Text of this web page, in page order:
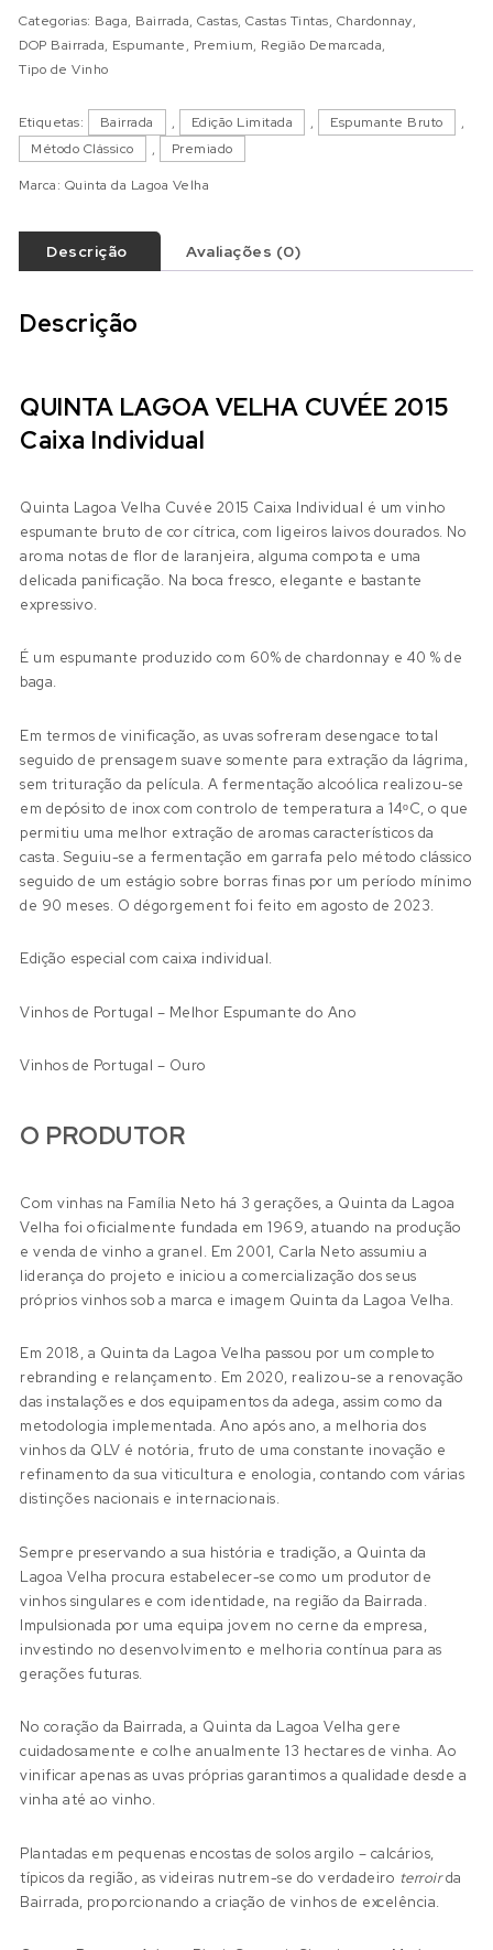
Categorias: Baga, Bairrada,Castas,Castas Tintas, Chardonnay,
DOP Bairrada, Espumante, Premium, Região Demarcada,
Tipo de Vinho
Etiquetas: Bairrada , Edição Limitada , Espumante Bruto
,
Método Clássico
, Premiado
Marca: Quinta da Lagoa Velha
Descrição Avaliações (0)
Descrição
QUINTA LAGOA VELHA CUVÉE 2015
Caixa Individual
Quinta Lagoa Velha Cuvée 2015 Caixa Individual é um vinho
espumante bruto de cor cítrica, com ligeiros laivos dourados. No
aroma notas de flor de laranjeira, alguma compota e uma
delicada panificação. Na boca fresco, elegante e bastante
expressivo.
É um espumante produzido com 60% de chardonnay e 40 % de
baga.
Em termos de vinificação, as uvas sofreram desengace total
seguido de prensagem suave somente para extração da lágrima,
sem trituração da película. A fermentação alcoólica realizou-se
em depósito de inox com controlo de temperatura a 14ᵒC, o que
permitiu uma melhor extração de aromas característicos da
casta. Seguiu-se a fermentação em garrafa pelo método clássico
seguido de um estágio sobre borras finas por um período mínimo
de 90 meses. O dégorgement foi feito em agosto de 2023.
Edição especial com caixa individual.
Vinhos de Portugal – Melhor Espumante do Ano
Vinhos de Portugal – Ouro
O PRODUTOR
Com vinhas na Família Neto há 3 gerações, a Quinta da Lagoa
Velha foi oficialmente fundada em 1969, atuando na produção
e venda de vinho a granel. Em 2001, Carla Neto assumiu a
liderança do projeto e iniciou a comercialização dos seus
próprios vinhos sob a marca e imagem Quinta da Lagoa Velha.
Em 2018, a Quinta da Lagoa Velha passou por um completo
rebranding e relançamento. Em 2020, realizou-se a renovação
das instalações e dos equipamentos da adega, assim como da
metodologia implementada. Ano após ano, a melhoria dos
vinhos da QLV é notória, fruto de uma constante inovação e
refinamento da sua viticultura e enologia, contando com várias
distinções nacionais e internacionais.
Sempre preservando a sua história e tradição, a Quinta da
Lagoa Velha procura estabelecer-se como um produtor de
vinhos singulares e com identidade, na região da Bairrada.
Impulsionada por uma equipa jovem no cerne da empresa,
investindo no desenvolvimento e melhoria contínua para as
gerações futuras.
No coração da Bairrada, a Quinta da Lagoa Velha gere
cuidadosamente e colhe anualmente 13 hectares de vinha. Ao
vinificar apenas as uvas próprias garantimos a qualidade desde a
vinha até ao vinho.
Plantadas em pequenas encostas de solos argilo – calcários,
típicos da região, as videiras nutrem-se do verdadeiro terroirda
Bairrada, proporcionando a criação de vinhos de excelência.